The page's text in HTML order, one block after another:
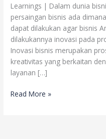
Learnings | Dalam dunia
persaingan bisnis ada
dapat dilakukan agar bisnis
dilakukannya inovasi pada
Inovasi bisnis merupakan
kreativitas yang berkaitan
layanan […]
Read More »